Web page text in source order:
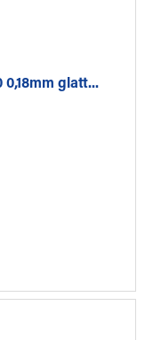
0,18mm glatt...